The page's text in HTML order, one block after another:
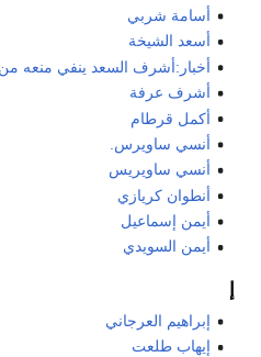
أسامة شربي
أسعد الشيخة
أخبار:أشرف السعد ينفي منعه
أشرف عرفة
أكمل قرطام
أنسي ساويرس.
أنسي ساويريس
أنطوان كريازي
أيمن إسماعيل
أيمن السويدي
إ
إبراهيم العرجاني
إيهاب طلعت